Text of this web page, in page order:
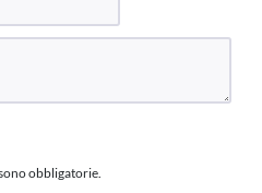
obbligatorie.